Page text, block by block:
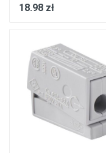
18.98 zł